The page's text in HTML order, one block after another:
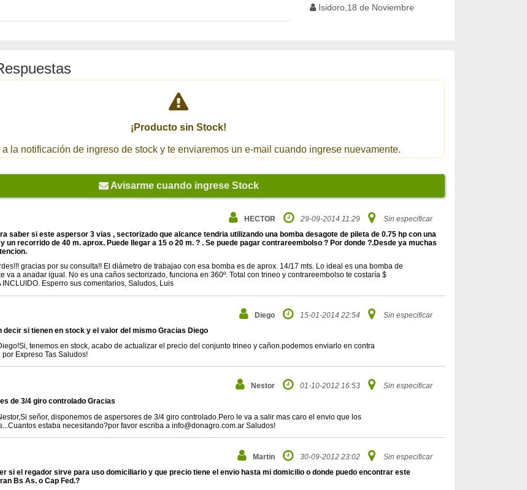
Isidoro,18 de Noviembre
¡Producto sin Stock!
la notificación de ingreso de stock y te enviaremos un e-mail cuando ingrese nuevamente.
Avisarme cuando ingrese Stock
HECTOR 29-09-2014 11:29
Sin especificar
saber si este aspersor 3 vias , sectorizado que alcance tendria utilizando una bomba desagote de pileta de 0.75 hp con una
un recorrido de 40 m. aprox. Puede llegar a 15 o 20 m. ? . Se puede pagar contrareembolso ? Por donde ?.Desde ya muchas
gracias por su consulta!! El diámetro de trabajao con esa bomba es de aprox. 14/17 mts. Lo ideal es una bomba de
va a anadar igual. No es una caños sectorizado, funciona en 360º. Total con trineo y contrareembolso te costaría $
INCLUIDO. Esperro sus comentarios, Saludos, Luis
Diego 15-01-2014 22:54
Sin especificar
decir si tienen en stock y el valor del mismo Gracias Diego
tenemos en stock, acabo de actualizar el precio del conjunto trineo y cañon.podemos enviarlo en contra
Expreso Tas Saludos!
Nestor 01-10-2012 16:53
Sin especificar
de 3/4 giro controlado Gracias
señor, disponemos de aspersores de 3/4 giro controlado.Pero le va a salir mas caro el envio que los
estaba necesitando?por favor escriba a info@donagro.com.ar Saludos!
Martin 30-09-2012 23:02
Sin especificar
si el regador sirve para uso domiciliario y que precio tiene el envio hasta mi domicilio o donde puedo encontrar este
Bs As. o Cap Fed.?